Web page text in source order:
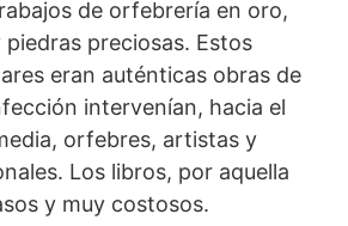
de orfebrería en oro,
preciosas. Estos
eran auténticas obras de
intervenían, hacia el
orfebres, artistas y
Los libros, por aquella
y muy costosos.